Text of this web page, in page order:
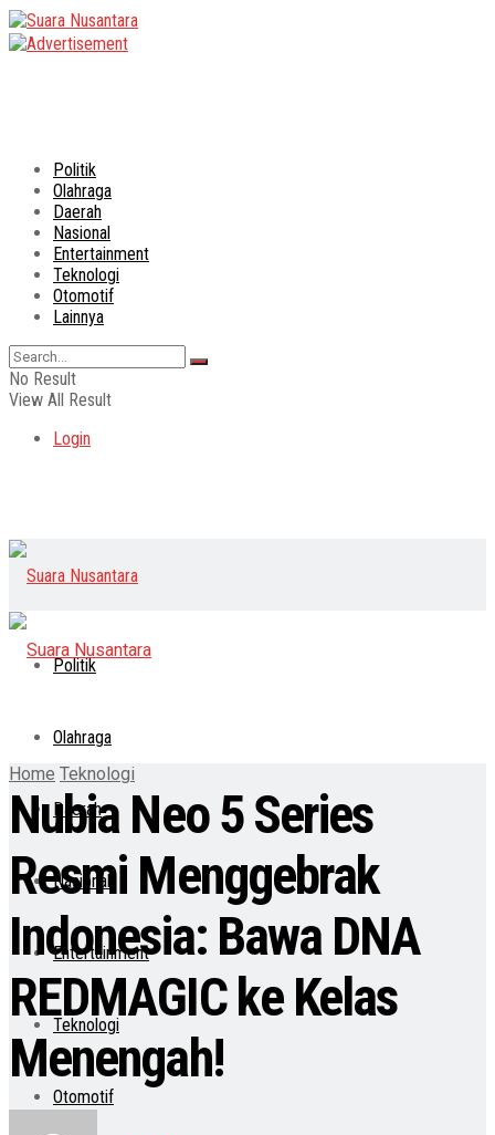
Politik
Olahraga
Daerah
Nasional
Entertainment
Teknologi
Otomotif
Lainnya
No Result
View All Result
Login
Politik
Olahraga
Daerah
Nasional
Entertainment
Teknologi
Otomotif
Home Teknologi
Nubia Neo 5 Series
Resmi Menggebrak
Indonesia: Bawa DNA
REDMAGIC ke Kelas
Menengah!